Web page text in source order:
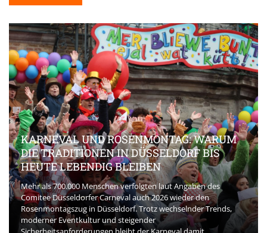
KARNEVAL UND ROSENMONTAG: WARUM
DIE TRADITIONEN IN DÜSSELDORF BIS
HEUTE LEBENDIG BLEIBEN
Mehr als 700.000 Menschen verfolgten laut Angaben des
Comitee Düsseldorfer Carneval auch 2026 wieder den
Rosenmontagszug in Düsseldorf. Trotz wechselnder Trends,
moderner Eventkultur und steigender